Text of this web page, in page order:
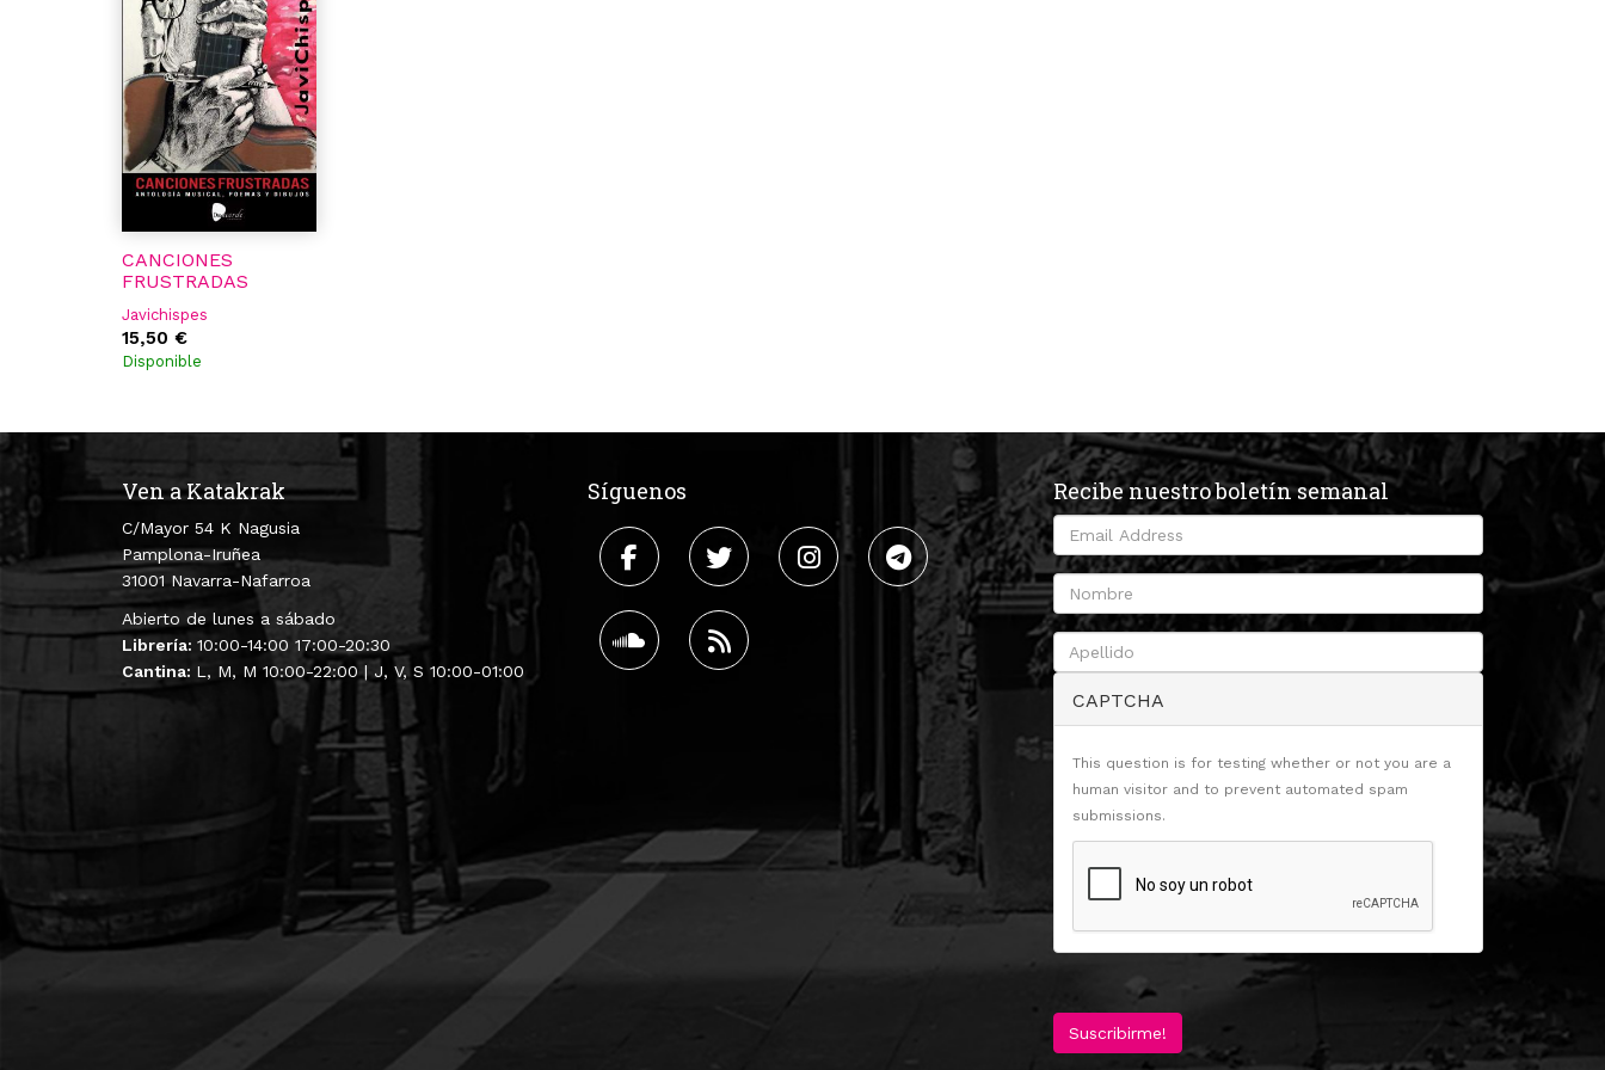
CANCIONES
FRUSTRADAS
Javichispes
15,50 €
Disponible
Ven a Katakrak
C/Mayor 54 K Nagusia
Pamplona-Iruñea
31001 Navarra-Nafarroa
Abierto de lunes a sábado
Librería: 10:00-14:00 17:00-20:30
Cantina: L, M, M 10:00-22:00 | J, V, S 10:00-01:00
Síguenos Recibe nuestro boletín semanal
CAPTCHA
This question is for testing whether or not you are a
human visitor and to prevent automated spam
submissions.
Suscribirme!